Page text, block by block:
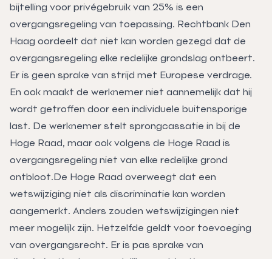
bijtelling voor privégebruik van 25% is een
overgangsregeling van toepassing. Rechtbank Den
Haag oordeelt dat niet kan worden gezegd dat de
overgangsregeling elke redelijke grondslag ontbeert.
Er is geen sprake van strijd met Europese verdrage.
En ook maakt de werknemer niet aannemelijk dat hij
wordt getroffen door een individuele buitensporige
last. De werknemer stelt sprongcassatie in bij de
Hoge Raad, maar ook volgens de Hoge Raad is
overgangsregeling niet van elke redelijke grond
ontbloot.De Hoge Raad overweegt dat een
wetswijziging niet als discriminatie kan worden
aangemerkt. Anders zouden wetswijzigingen niet
meer mogelijk zijn. Hetzelfde geldt voor toevoeging
van overgangsrecht. Er is pas sprake van